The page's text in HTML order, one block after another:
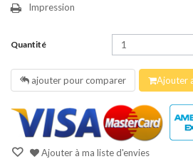
Impression
Quantité
ajouter pour comparer Ajouter
Ajouter à ma liste d'envies